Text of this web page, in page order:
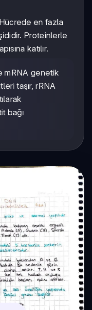
en fazla
Proteinlerle
katılır.
mRNA genetik
taşır, rRNA
bağı